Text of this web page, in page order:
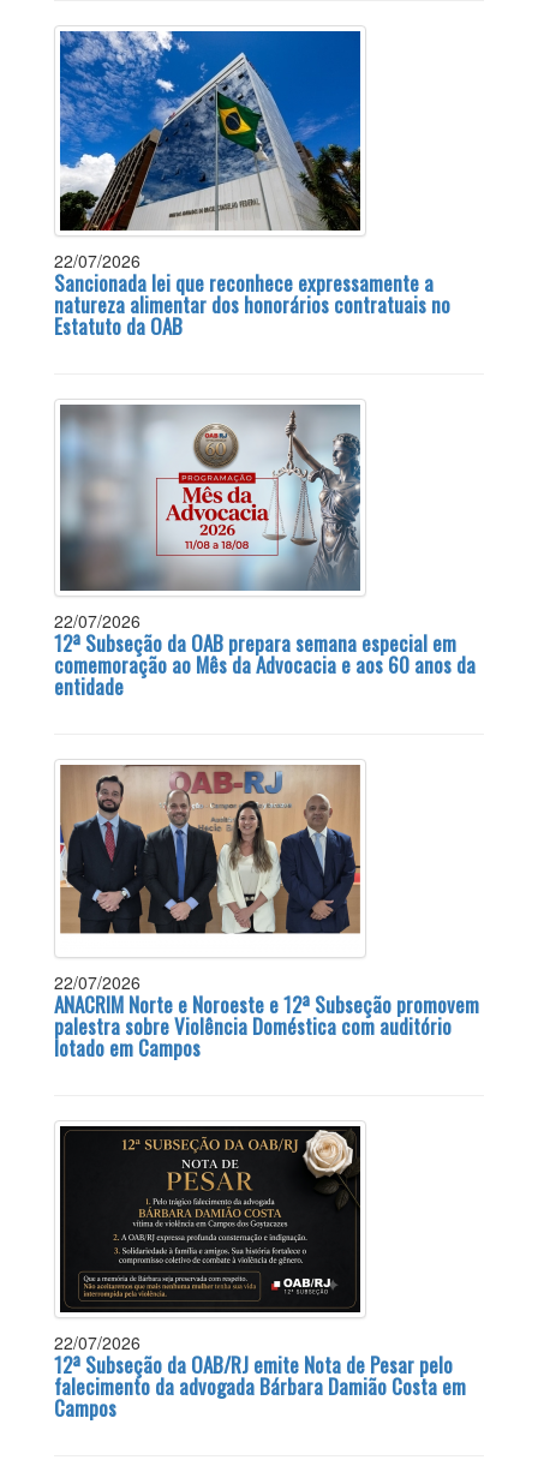
22/07/2026
Sancionada lei que reconhece expressamente a
natureza alimentar dos honorários contratuais no
Estatuto da OAB
22/07/2026
12ª Subseção da OAB prepara semana especial em
comemoração ao Mês da Advocacia e aos 60 anos da
entidade
22/07/2026
ANACRIM Norte e Noroeste e 12ª Subseção promovem
palestra sobre Violência Doméstica com auditório
lotado em Campos
22/07/2026
12ª Subseção da OAB/RJ emite Nota de Pesar pelo
falecimento da advogada Bárbara Damião Costa em
Campos